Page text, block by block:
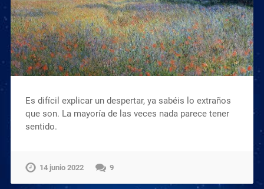
Es difícil explicar un despertar, ya sabéis lo extraños
que son. La mayoría de las veces nada parece tener
sentido.
14 junio 2022 9